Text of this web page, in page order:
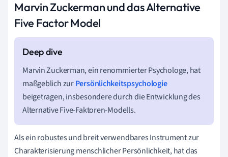
Marvin Zuckerman und das Alternative
Five Factor Model
Marvin Zuckerman, ein renommierter Psychologe, hat
maßgeblich zurPersönlichkeitspsychologie
beigetragen, insbesondere durch die Entwicklung des
Alternative Five-Faktoren-Modells.
Als ein robustes und breit verwendbares Instrument zur
Charakterisierung menschlicher Persönlichkeit, hat das